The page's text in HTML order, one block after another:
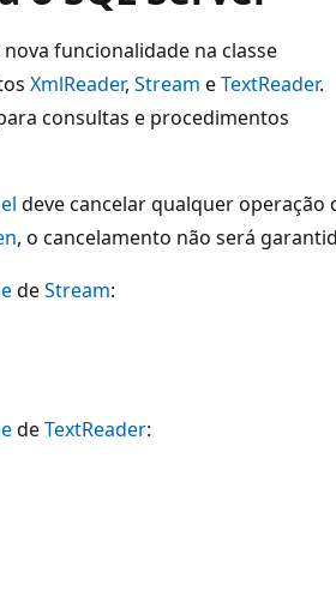
funcionalidade na classe
XmlReader, Stream eTextReader.
consultas e procedimentos
deve cancelar qualquer operação
, o cancelamento não será
deStream:
deTextReader: